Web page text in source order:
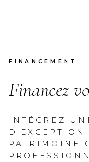
FINANCEMENT
Financez
INTÉGREZ
D'EXCEPTION
PATRIMOINE